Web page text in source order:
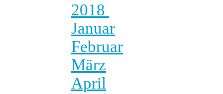
2018
Januar
Februar
März
April